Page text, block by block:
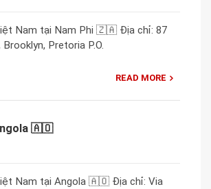
Nam tại Nam Phi 🇿🇦 Địa chỉ: 87
Pretoria P.O.
READ MORE
🇦🇴
Nam tại Angola 🇦🇴 Địa chỉ: Via